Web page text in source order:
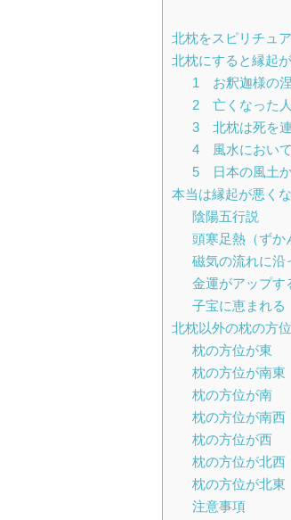
北枕をスピリチュ
北枕にすると縁起
1 お釈迦様の
2 亡くなった
3 北枕は死を
4 風水におい
5 日本の風土
本当は縁起が悪く
陰陽五行説
頭寒足熱（ずか
磁気の流れに沿
金運がアップす
子宝に恵まれる
北枕以外の枕の方位
枕の方位が東
枕の方位が南東
枕の方位が南
枕の方位が南西
枕の方位が西
枕の方位が北西
枕の方位が北東
注意事項